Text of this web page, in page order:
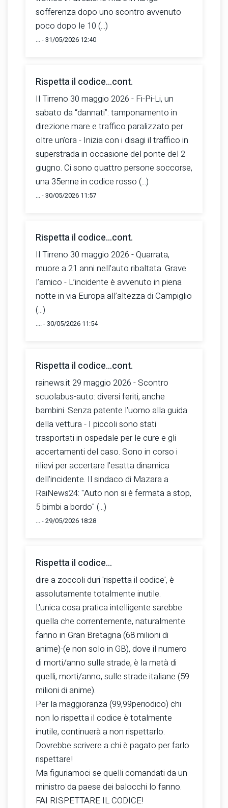
sofferenza dopo uno scontro avvenuto
poco dopo le 10 (...)
... - 31/05/2026 12:40
Rispetta il codice...cont.
Il Tirreno 30 maggio 2026 - Fi-Pi-Li, un
sabato da “dannati”: tamponamento in
direzione mare e traffico paralizzato per
oltre un’ora - Inizia con i disagi il traffico in
superstrada in occasione del ponte del 2
giugno. Ci sono quattro persone soccorse,
una 35enne in codice rosso (...)
... - 30/05/2026 11:57
Rispetta il codice...cont.
Il Tirreno 30 maggio 2026 - Quarrata,
muore a 21 anni nell’auto ribaltata. Grave
l’amico - L’incidente è avvenuto in piena
notte in via Europa all’altezza di Campiglio
(...)
.... - 30/05/2026 11:54
Rispetta il codice...cont.
rainews.it 29 maggio 2026 - Scontro
scuolabus-auto: diversi feriti, anche
bambini. Senza patente l'uomo alla guida
della vettura - I piccoli sono stati
trasportati in ospedale per le cure e gli
accertamenti del caso. Sono in corso i
rilievi per accertare l'esatta dinamica
dell'incidente. Il sindaco di Mazara a
RaiNews24: "Auto non si è fermata a stop,
5 bimbi a bordo" (...)
... - 29/05/2026 18:28
Rispetta il codice...
dire a zoccoli duri 'rispetta il codice', è
assolutamente totalmente inutile.
L'unica cosa pratica intelligente sarebbe
quella che correntemente, naturalmente
fanno in Gran Bretagna (68 milioni di
anime)-(e non solo in GB), dove il numero
di morti/anno sulle strade, è la metà di
quelli, morti/anno, sulle strade italiane (59
milioni di anime).
Per la maggioranza (99,99periodico) chi
non lo rispetta il codice è totalmente
inutile, continuerà a non rispettarlo.
Dovrebbe scrivere a chi è pagato per farlo
rispettare!
Ma figuriamoci se quelli comandati da un
ministro da paese dei balocchi lo fanno.
FAI RISPETTARE IL CODICE!